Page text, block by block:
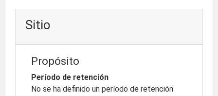
Sitio
Propósito
Período de retención
No se ha definido un período de retención